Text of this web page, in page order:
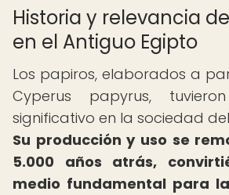
Historia y relevancia
en el Antiguo Egipto
Los papiros, elaborados a
Cyperus papyrus,
significativo en la sociedad
Su producción y uso se
5.000 años atrás,
medio fundamental para